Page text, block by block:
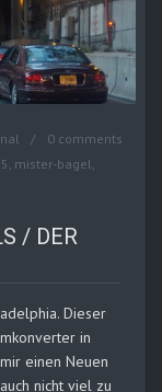
0 comments
, mister-bagel,
/ DER
Dieser
in
einen Neuen
nicht viel zu